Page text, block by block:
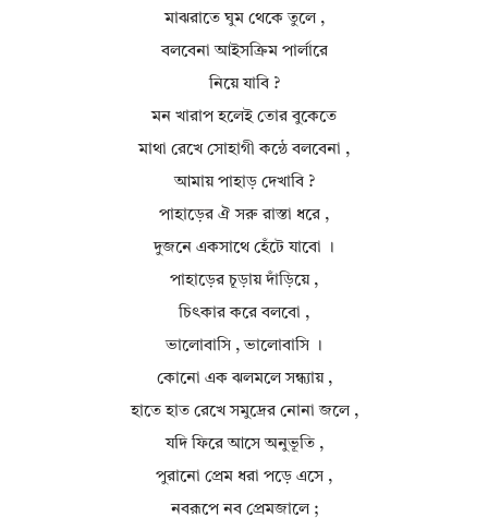
মাঝরাতে ঘুম থেকে তুলে ,
বলবেনা আইসক্রিম পার্লারে
নিয়ে যাবি ?
মন খারাপ হলেই তোর বুকেতে
মাথা রেখে সোহাগী কন্ঠে বলবেনা ,
আমায় পাহাড় দেখাবি ?
পাহাড়ের ঐ সরু রাস্তা ধরে ,
দুজনে একসাথে হেঁটে যাবো ।
পাহাড়ের চূড়ায় দাঁড়িয়ে ,
চিৎকার করে বলবো ,
ভালোবাসি , ভালোবাসি ।
কোনো এক ঝলমলে সন্ধ্যায় ,
হাতে হাত রেখে সমুদ্রের নোনা জলে ,
যদি ফিরে আসে অনুভূতি ,
পুরানো প্রেম ধরা পড়ে এসে ,
নবরূপে নব প্রেমজালে ;